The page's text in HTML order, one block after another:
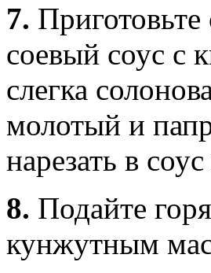
7.
соевый соус с
слегка
молотый и
нарезать в
8. Подайте
кунжутным